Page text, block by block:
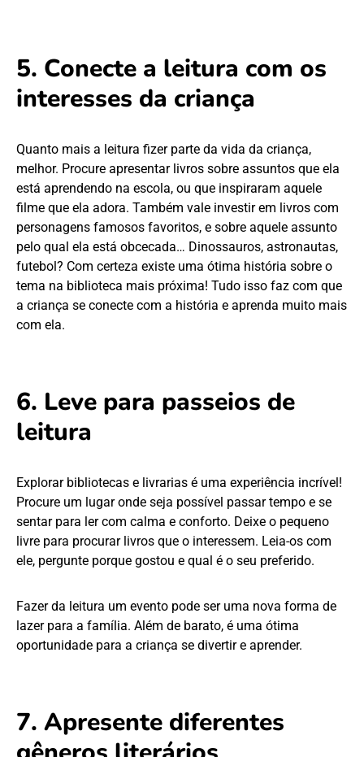
5. Conecte a leitura com os
interesses da criança
Quanto mais a leitura fizer parte da vida da criança,
melhor. Procure apresentar livros sobre assuntos que ela
está aprendendo na escola, ou que inspiraram aquele
filme que ela adora. Também vale investir em livros com
personagens famosos favoritos, e sobre aquele assunto
pelo qual ela está obcecada… Dinossauros, astronautas,
futebol? Com certeza existe uma ótima história sobre o
tema na biblioteca mais próxima! Tudo isso faz com que
a criança se conecte com a história e aprenda muito mais
com ela.
6. Leve para passeios de
leitura
Explorar bibliotecas e livrarias é uma experiência incrível!
Procure um lugar onde seja possível passar tempo e se
sentar para ler com calma e conforto. Deixe o pequeno
livre para procurar livros que o interessem. Leia-os com
ele, pergunte porque gostou e qual é o seu preferido.
Fazer da leitura um evento pode ser uma nova forma de
lazer para a família. Além de barato, é uma ótima
oportunidade para a criança se divertir e aprender.
7. Apresente diferentes